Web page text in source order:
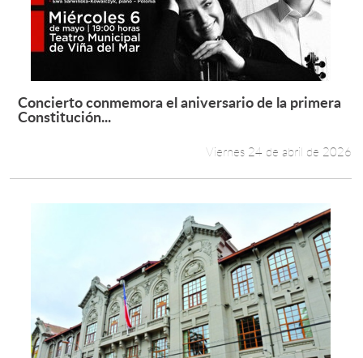
Leer más +
Concierto conmemora el aniversario de la primera
Constitución...
Viernes 24 de abril de 2026